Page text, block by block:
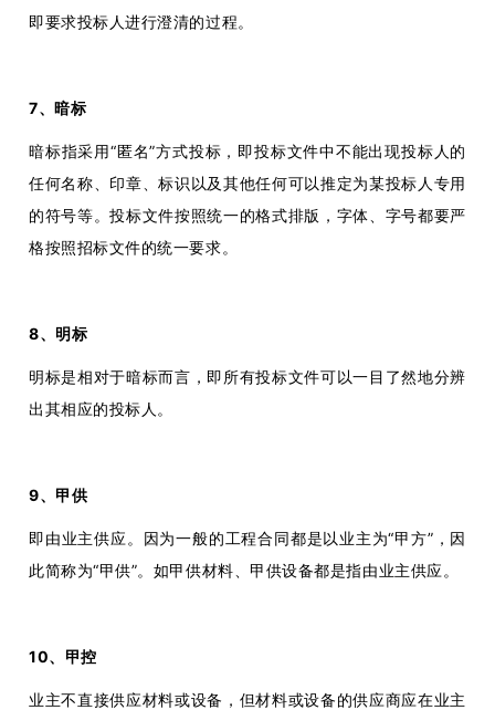
即要求投标人进行澄清的过程。
7、暗标
暗标指采用“匿名”方式投标，即投标文件中不能出现投标人的
任何名称、印章、标识以及其他任何可以推定为某投标人专用
的符号等。投标文件按照统一的格式排版，字体、字号都要严
格按照招标文件的统一要求。
8、明标
明标是相对于暗标而言，即所有投标文件可以一目了然地分辨
出其相应的投标人。
9、甲供
即由业主供应。因为一般的工程合同都是以业主为“甲方”，因
此简称为“甲供”。如甲供材料、甲供设备都是指由业主供应。
10、甲控
业主不直接供应材料或设备，但材料或设备的供应商应在业主